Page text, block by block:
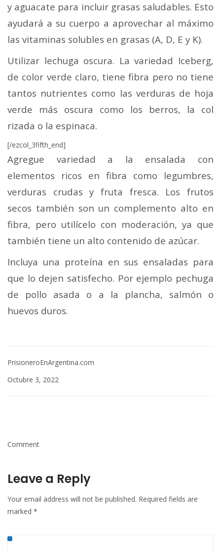
y aguacate para incluir grasas saludables. Esto
ayudará a su cuerpo a aprovechar al máximo
las vitaminas solubles en grasas (A, D, E y K).
Utilizar lechuga oscura. La variedad Iceberg,
de color verde claro, tiene fibra pero no tiene
tantos nutrientes como las verduras de hoja
verde más oscura como los berros, la col
rizada o la espinaca.
[/ezcol_3fifth_end]
Agregue variedad a la ensalada con
elementos ricos en fibra como legumbres,
verduras crudas y fruta fresca. Los frutos
secos también son un complemento alto en
fibra, pero utilícelo con moderación, ya que
también tiene un alto contenido de azúcar.
Incluya una proteína en sus ensaladas para
que lo dejen satisfecho. Por ejemplo pechuga
de pollo asada o a la plancha, salmón o
huevos duros.
PrisioneroEnArgentina.com
Octubre 3, 2022
Comment
Leave a Reply
Your email address will not be published. Required fields are
marked *